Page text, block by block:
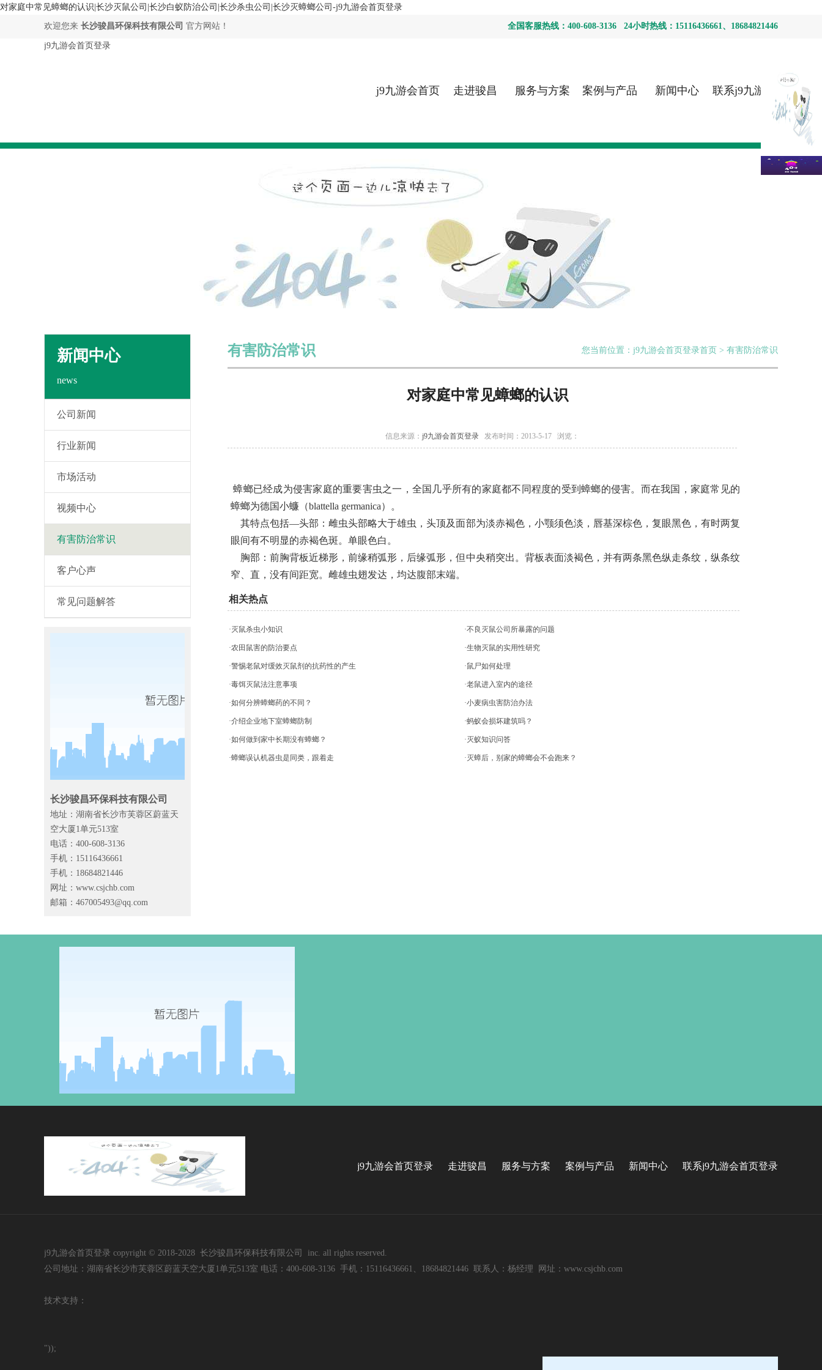
对家庭中常见蟑螂的认识|长沙灭鼠公司|长沙白蚁防治公司|长沙杀虫公司|长沙灭蟑螂公司-j9九游会首页登录
欢迎您来 长沙骏昌环保科技有限公司 官方网站！ 全国客服热线：400-608-3136 24小时热线：15116436661、18684821446
j9九游会首页登录
j9九游会首页
登录
走进骏昌 服务与方案 案例与产品 新闻中心 联系j9九游会
新闻中心
news
公司新闻
行业新闻
市场活动
视频中心
有害防治常识
客户心声
常见问题解答
长沙骏昌环保科技有限公司
地址：湖南省长沙市芙蓉区蔚蓝天
空大厦1单元513室
电话：400-608-3136
手机：15116436661
手机：18684821446
网址：www.csjchb.com
邮箱： 467005493@qq.com
有害防治常识 您当前位置：j9九游会首页登录首页 > 有害防治常识
对家庭中常见蟑螂的认识
信息来源： j9九游会首页登录发布时间：2013-5-17 浏览：
蟑螂已经成为侵害家庭的重要害虫之一，全国几乎所有的家庭都不同程度的受到蟑螂的侵害。而在我国，家庭常见的
蟑螂为德国小蠊（blattella germanica）。
其特点包括—头部：雌虫头部略大于雄虫，头顶及面部为淡赤褐色，小颚须色淡，唇基深棕色，复眼黑色，有时两复
眼间有不明显的赤褐色斑。单眼色白。
胸部：前胸背板近梯形，前缘稍弧形，后缘弧形，但中央稍突出。背板表面淡褐色，并有两条黑色纵走条纹，纵条纹
窄、直，没有间距宽。雌雄虫翅发达，均达腹部末端。
相关热点
·灭鼠杀虫小知识 ·不良灭鼠公司所暴露的问题
·农田鼠害的防治要点 ·生物灭鼠的实用性研究
·警惕老鼠对缓效灭鼠剂的抗药性的产生 ·鼠尸如何处理
·毒饵灭鼠法注意事项 ·老鼠进入室内的途径
·如何分辨蟑螂药的不同？ ·小麦病虫害防治办法
·介绍企业地下室蟑螂防制 ·蚂蚁会损坏建筑吗？
·如何做到家中长期没有蟑螂？ ·灭蚁知识问答
·蟑螂误认机器虫是同类，跟着走 ·灭蟑后，别家的蟑螂会不会跑来？
j9九游会首页登录 走进骏昌 服务与方案 案例与产品 新闻中心 联系j9九游会首页登录
j9九游会首页登录 copyright © 2018-2028 长沙骏昌环保科技有限公司 inc. all rights reserved.
公司地址：湖南省长沙市芙蓉区蔚蓝天空大厦1单元513室 电话：400-608-3136 手机：15116436661、18684821446 联系人：杨经理 网址：www.csjchb.com
技术支持：
"));